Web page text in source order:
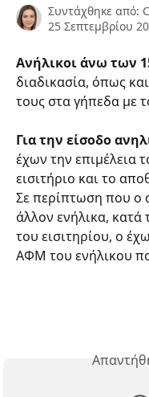
Συντάχθηκε από:
25 Σεπτεμβρίου
Ανήλικοι άνω των
διαδικασία, όπως
τους στα γήπεδα με
Για την είσοδο
έχων την επιμέλεια
εισιτήριο και το
Σε περίπτωση που ο
άλλον ενήλικα, κατά
του εισιτηρίου, ο
ΑΦΜ του ενήλικου